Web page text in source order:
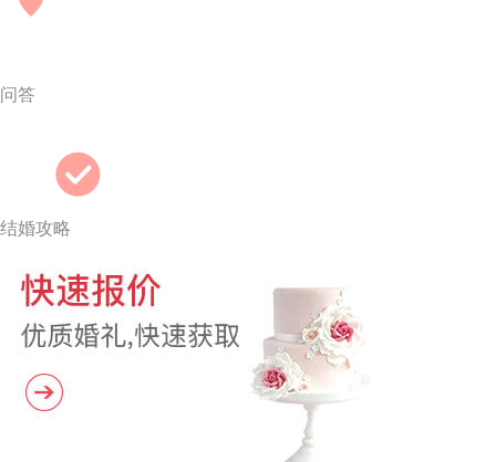
问答
结婚攻略